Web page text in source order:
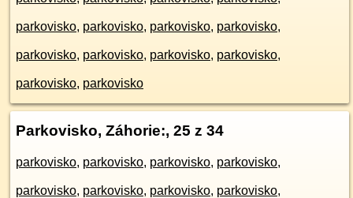
parkovisko, parkovisko, parkovisko, parkovisko,
parkovisko, parkovisko, parkovisko, parkovisko,
parkovisko, parkovisko
Parkovisko, Záhorie:, 25 z 34
parkovisko, parkovisko, parkovisko, parkovisko,
parkovisko, parkovisko, parkovisko, parkovisko,